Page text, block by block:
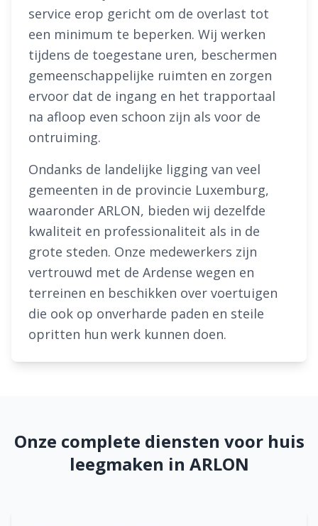
service erop gericht om de overlast tot
een minimum te beperken. Wij werken
tijdens de toegestane uren, beschermen
gemeenschappelijke ruimten en zorgen
ervoor dat de ingang en het trapportaal
na afloop even schoon zijn als voor de
ontruiming.
Ondanks de landelijke ligging van veel
gemeenten in de provincie Luxemburg,
waaronder ARLON, bieden wij dezelfde
kwaliteit en professionaliteit als in de
grote steden. Onze medewerkers zijn
vertrouwd met de Ardense wegen en
terreinen en beschikken over voertuigen
die ook op onverharde paden en steile
opritten hun werk kunnen doen.
Onze complete diensten voor huis
leegmaken in ARLON